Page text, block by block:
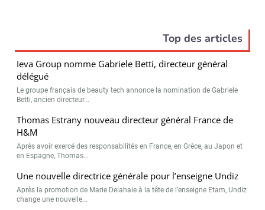
Top des articles
Ieva Group nomme Gabriele Betti, directeur général
délégué
Le groupe français de beauty tech annonce la nomination de Gabriele
Betti, ancien directeur...
Thomas Estrany nouveau directeur général France de
H&M
Après avoir exercé des responsabilités en France, en Grèce, au Japon et
en Espagne, Thomas...
Une nouvelle directrice générale pour l’enseigne Undiz
Après la promotion de Marie Delahaie à la tête de l’enseigne Etam, Undiz
change une nouvelle...